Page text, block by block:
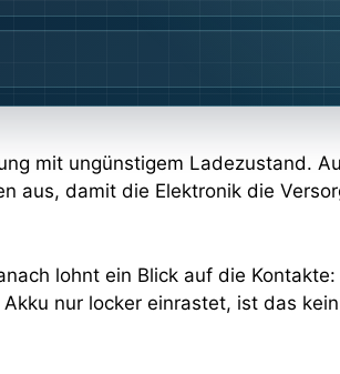
mit ungünstigem Ladezustand.
aus, damit die Elektronik die
lohnt ein Blick auf die
nur locker einrastet, ist das